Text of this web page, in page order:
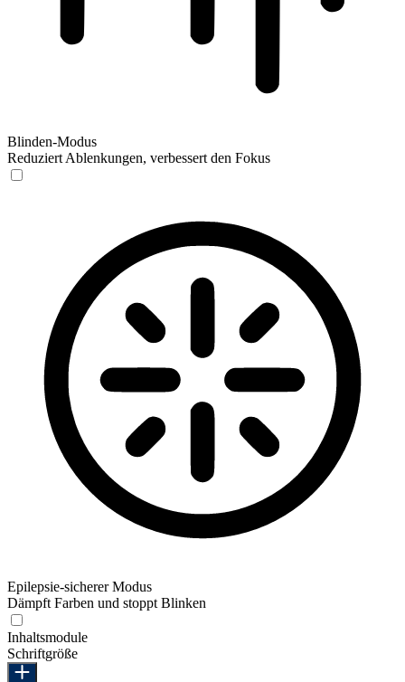
Blinden-Modus
Reduziert Ablenkungen, verbessert den Fokus
Epilepsie-sicherer Modus
Dämpft Farben und stoppt Blinken
Inhaltsmodule
Schriftgröße